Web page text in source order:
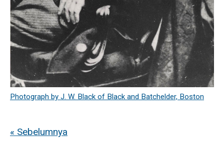
Photograph by J. W. Black of Black and Batchelder, Boston
« Sebelumnya